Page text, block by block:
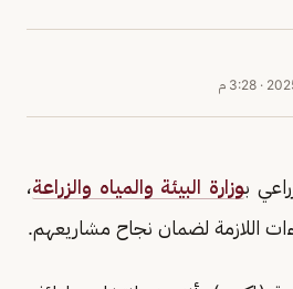
· 3:28 م
بوزارة البيئة والمياه والزراعة،
اللازمة لضمان نجاح مشاريعهم.